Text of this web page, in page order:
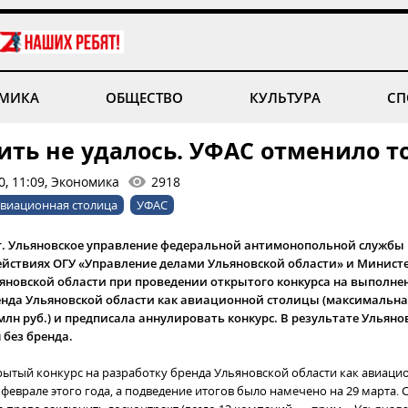
ОБЩЕСТВО КУЛЬТУРА
не удалось. УФАС отменило
11:09, Экономика 2918
столица УФАС
Ульяновское управление федеральной антимонопольной
ОГУ «Управление делами Ульяновской области» и
области при проведении открытого конкурса на
Ульяновской области как авиационной столицы
руб.) и предписала аннулировать конкурс. В результате
бренда.
конкурс на разработку бренда Ульяновской области как
этого года, а подведение итогов было намечено на 29 марта.